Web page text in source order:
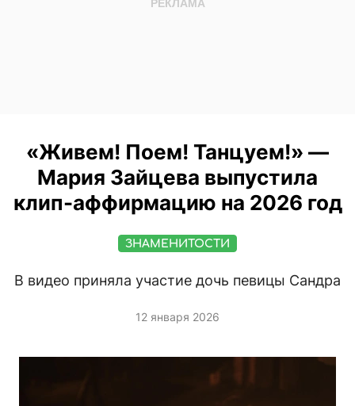
«Живем! Поем! Танцуем!» —
Мария Зайцева выпустила
клип-аффирмацию на 2026 год
ЗНАМЕНИТОСТИ
В видео приняла участие дочь певицы Сандра
12 января 2026